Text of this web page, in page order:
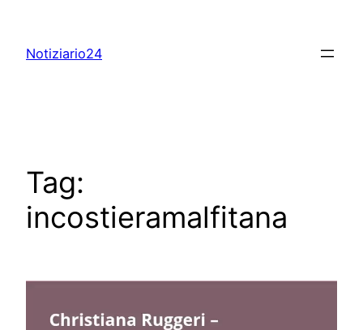
content
Notiziario24
Tag:
incostieramalfitana